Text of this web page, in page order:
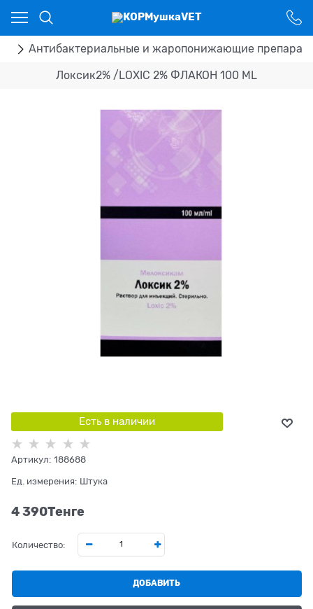
Антибактериальные и жаропонижающие
Локсик2% /LOXIC 2% ФЛАКОН 100 ML
Есть в наличии
Артикул: 188688
Ед. измерения: Штука
4 390Tенге
Количество:
ДОБАВИТЬ
Ваш город - Костанай,
угадали?